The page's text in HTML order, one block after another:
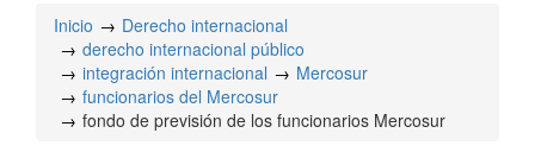
Inicio
Derecho internacional
derecho internacional público
integración internacional
Mercosur
funcionarios del Mercosur
fondo de previsión de los funcionarios Mercosur